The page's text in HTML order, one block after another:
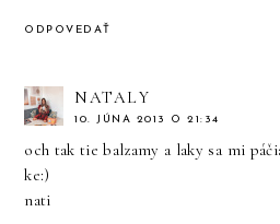
ODPOVEDAŤ
NATALY
10. JÚNA 2013 O 21:34
och tak tie balzamy a laky sa mi
ke:)
nati